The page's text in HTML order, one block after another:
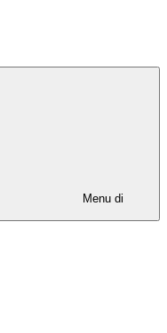
Menu di